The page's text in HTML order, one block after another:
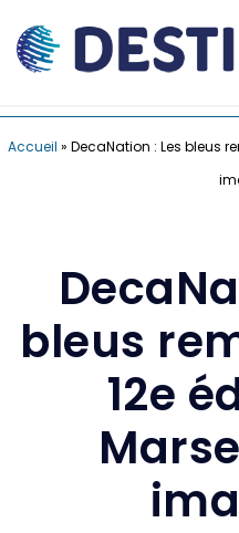
Accueil » DecaNation : Les bleus
bleus
12e